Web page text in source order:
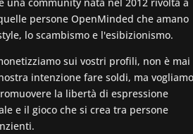
persone OpenMinded che amano
lo scambismo e l'esibizionismo.
sui vostri profili, non è mai
intenzione fare soldi, ma
la libertà di espressione
e il gioco che si crea tra persone